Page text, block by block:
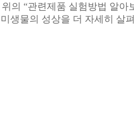
위의 “관련제품 실험방법 알아
미생물의 성상을 더 자세히 살